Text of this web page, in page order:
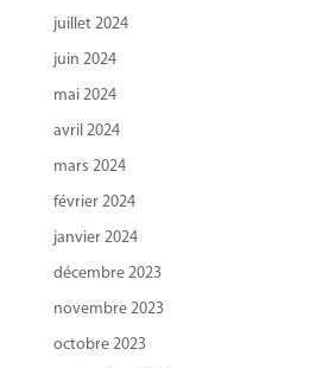
juillet 2024
juin 2024
mai 2024
avril 2024
mars 2024
février 2024
janvier 2024
décembre 2023
novembre 2023
octobre 2023